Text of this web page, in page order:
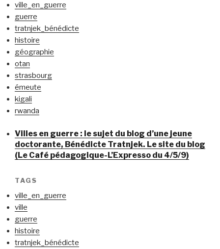
ville_en_guerre
guerre
tratnjek_bénédicte
histoire
géographie
otan
strasbourg
émeute
kigali
rwanda
Villes en guerre : le sujet du blog d’une jeune
doctorante, Bénédicte Tratnjek. Le site du blog
(Le Café pédagogique-L’Expresso du 4/5/9)
TAGS
ville_en_guerre
ville
guerre
histoire
tratnjek_bénédicte